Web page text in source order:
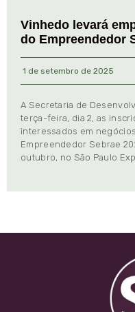
Vinhedo levará
do Empreendedor
1 de setembro de 2025
A Secretaria de
terça-feira, dia 2, as
interessados em
Empreendedor Sebrae
outubro, no São Paulo